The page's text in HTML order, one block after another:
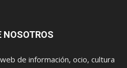
NOSOTROS
de información, ocio, cultura